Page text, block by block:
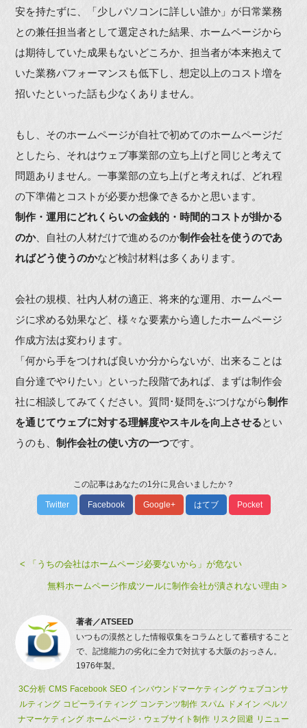
安を持たずに、「少しパソコンに詳しい誰か」が日常業務
との兼任担当者として選定された結果、ホームページから
は期待していた成果もないどころか、担当者が本来抱えて
いた業務パフォーマンスも低下し、想定以上のコスト増を
招いたといった話も少なくありません。
もし、そのホームページが自社で初めてのホームページだ
としたら、それはウェブ事業部の立ち上げと同じと考えて
問題ありません。一事業部の立ち上げと考えれば、どれ程
の下準備とコストが必要か想像できるかと思います。
制作・運用にどれくらいの金銭的・時間的コストが掛かる
のか、自社の人材だけで進めるのか制作会社を使うのであ
ればどう使うのかなど検討材料は多くあります。
会社の規模、社内人材の適正、将来的な運用、ホームペー
ジに求める効果など、様々な要素から適したホームページ
作成方法は変わります。
「何から手をつければ良いか分からないが、出来ることは
自分達でやりたい」といった段階であれば、まずは制作会
社に相談してみてください。質問･疑問をぶつけながら制作
を通じてウェブに対する理解度やスキルを向上させるとい
うのも、制作会社の使い方の一つです。
この記事はあなたの1分に見合いましたか？
Twitter Facebook Google+ はてブ Pocket
< 「うちの会社はホームページ必要ないから」が危ない
無料ホームページ作成ツールに制作会社が潰されない理由 >
著者／ATSEED
いつもの漠然とした情報収集をコラムとして蓄積すること
で、記憶能力の劣化に全力で対抗する大阪のおっさん。
1976年製。
3C分析 CMS Facebook SEO インバウンドマーケティング ウェブコンサ
ルティング コピーライティング コンテンツ制作 スパム ドメイン ペルソ
ナマーケティング ホームページ・ウェブサイト制作 リスク回避 リニュー